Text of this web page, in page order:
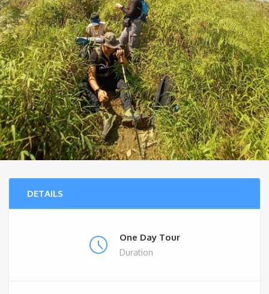
DETAILS
One Day Tour
Duration